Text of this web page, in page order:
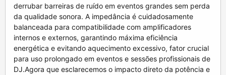
derrubar barreiras de ruído em eventos grandes sem perda
da qualidade sonora. A impedância é cuidadosamente
balanceada para compatibilidade com amplificadores
internos e externos, garantindo máxima eficiência
energética e evitando aquecimento excessivo, fator crucial
para uso prolongado em eventos e sessões profissionais de
DJ.Agora que esclarecemos o impacto direto da potência e